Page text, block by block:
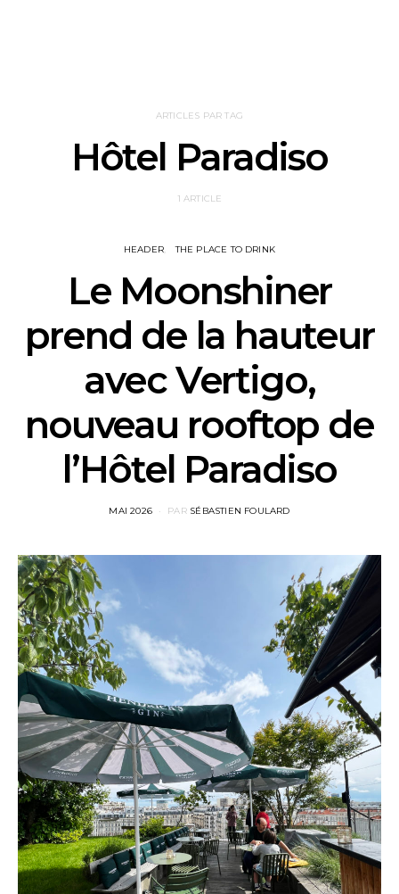
ARTICLES PAR TAG
Hôtel Paradiso
1 ARTICLE
HEADER THE PLACE TO DRINK
Le Moonshiner
prend de la hauteur
avec Vertigo,
nouveau rooftop de
l’Hôtel Paradiso
POSTED
MAI 2026 PAR SÉBASTIEN FOULARD